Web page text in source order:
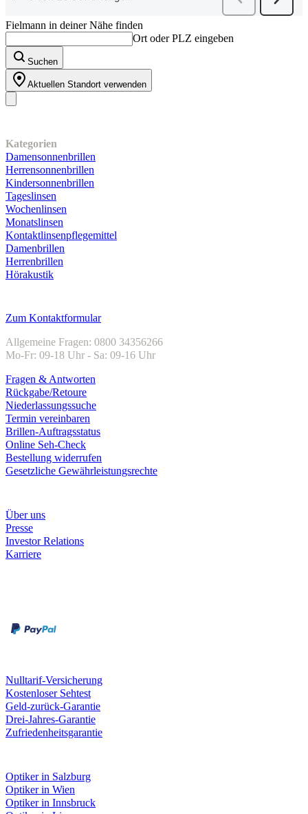
Fielmann in deiner Nähe finden
Ort oder PLZ eingeben
Suchen
Aktuellen Standort verwenden
Kategorien
Damensonnenbrillen
Herrensonnenbrillen
Kindersonnenbrillen
Tageslinsen
Wochenlinsen
Monatslinsen
Kontaktlinsenpflegemittel
Damenbrillen
Herrenbrillen
Hörakustik
Zum Kontaktformular
Allgemeine Fragen: 0800 34356266
Mo-Fr: 09-18 Uhr - Sa: 09-16 Uhr
Fragen & Antworten
Rückgabe/Retoure
Niederlassungssuche
Termin vereinbaren
Brillen-Auftragsstatus
Online Seh-Check
Bestellung widerrufen
Gesetzliche Gewährleistungsrechte
Über uns
Presse
Investor Relations
Karriere
Nulltarif-Versicherung
Kostenloser Sehtest
Geld-zurück-Garantie
Drei-Jahres-Garantie
Zufriedenheitsgarantie
Optiker in Salzburg
Optiker in Wien
Optiker in Innsbruck